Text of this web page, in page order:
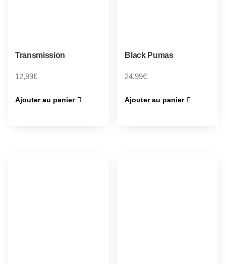
Transmission
12,99€
Ajouter au panier
Black Pumas
24,99€
Ajouter au panier